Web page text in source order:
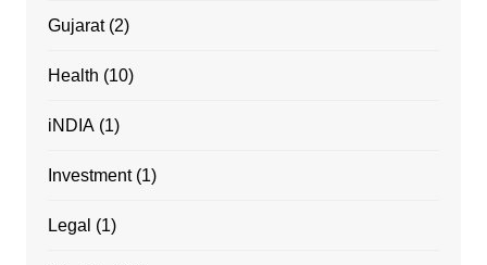
Gujarat(2)
Health (10)
iNDIA(1)
Investment(1)
Legal (1)